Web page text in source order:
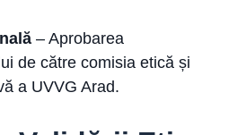
– Aprobarea
de către comisia etică și
a UVVG Arad.